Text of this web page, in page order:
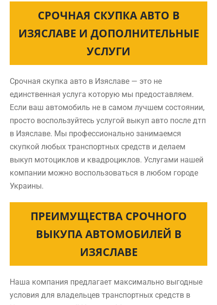
СРОЧНАЯ СКУПКА АВТО В
ИЗЯСЛАВЕ И ДОПОЛНИТЕЛЬНЫЕ
УСЛУГИ
Срочная скупка авто в Изяславе — это не
единственная услуга которую мы предоставляем.
Если ваш автомобиль не в самом лучшем состоянии,
просто воспользуйтесь услугой выкуп авто после дтп
в Изяславе. Мы профессионально занимаемся
скупкой любых транспортных средств и делаем
выкуп мотоциклов и квадроциклов. Услугами нашей
компании можно воспользоваться в любом городе
Украины.
ПРЕИМУЩЕСТВА СРОЧНОГО
ВЫКУПА АВТОМОБИЛЕЙ В
ИЗЯСЛАВЕ
Наша компания предлагает максимально выгодные
условия для владельцев транспортных средств в